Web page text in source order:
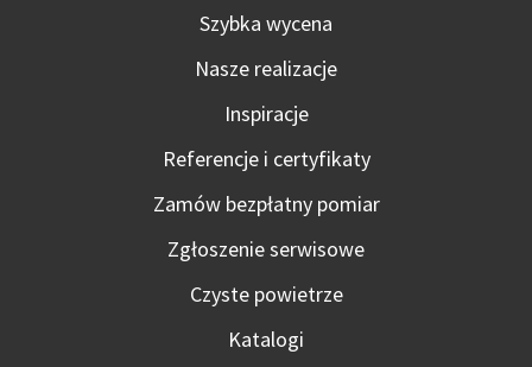
Szybka wycena
Nasze realizacje
Inspiracje
Referencje i certyfikaty
Zamów bezpłatny pomiar
Zgłoszenie serwisowe
Czyste powietrze
Katalogi